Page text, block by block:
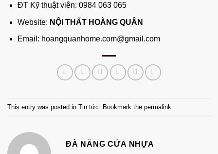
ĐT Kỹ thuật viên: 0984 063 065
Website: NỘI THẤT HOÀNG QUÂN
Email: hoangquanhome.com@gmail.com
This entry was posted in Tin tức . Bookmark the permalink
ĐÀ NẴNG CỬA NHỰA